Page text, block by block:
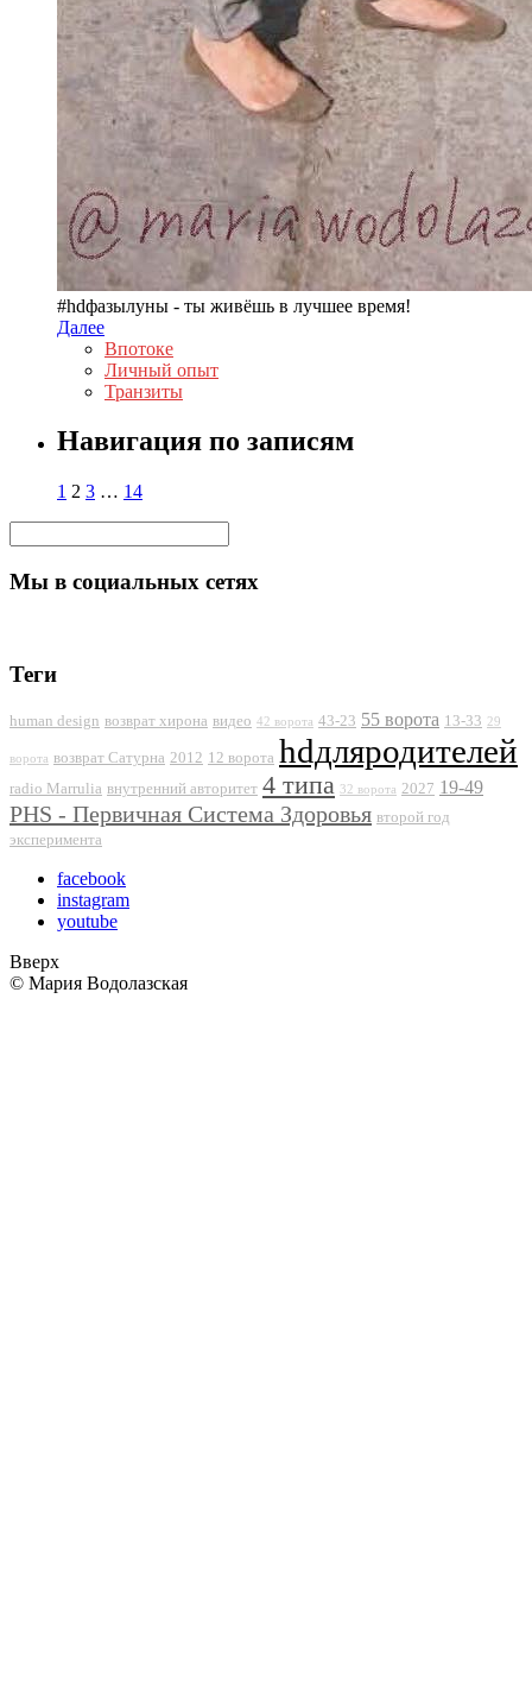
#hdфазылуны - ты живёшь в лучшее время!
Далее
Впотоке
Личный опыт
Транзиты
Навигация по записям
1 2 3 … 14
Мы в социальных сетях
Теги
human design возврат хирона видео 42 ворота 43-23 55 ворота 13-33 29
ворота возврат Сатурна 2012 12 ворота hdдляродителей
radio Marrulia внутренний авторитет 4 типа 32 ворота 2027 19-49
PHS - Первичная Система Здоровья второй год
эксперимента
facebook
instagram
youtube
Вверх
© Мария Водолазская